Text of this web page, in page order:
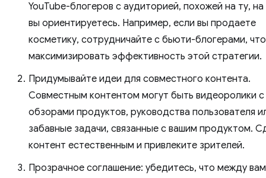
YouTube-блогеров с аудиторией, похожей на ту,
вы ориентируетесь. Например, если вы продаете
косметику, сотрудничайте с бьюти-блогерами,
максимизировать эффективность этой стратегии.
Придумывайте идеи для совместного контента.
Совместным контентом могут быть видеоролики с
обзорами продуктов, руководства пользователя
забавные задачи, связанные с вашим продуктом.
контент естественным и привлеките зрителей.
Прозрачное соглашение: убедитесь, что между